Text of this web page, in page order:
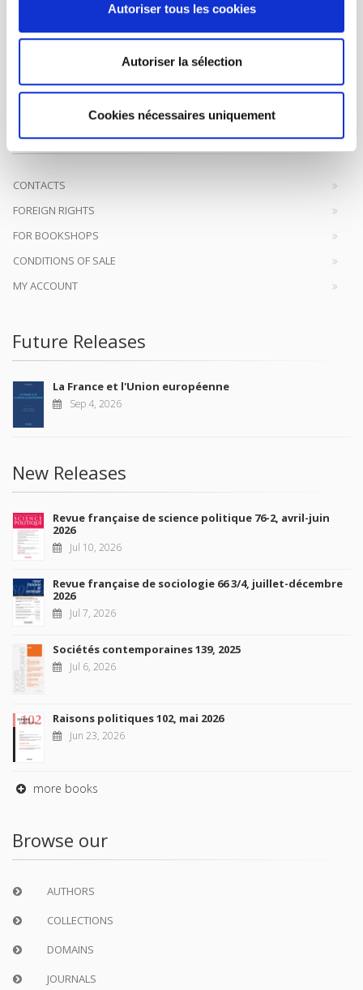
Autoriser tous les cookies
Autoriser la sélection
Cookies nécessaires uniquement
SCIENCES PO UNIVERSITY PRESS has a threefold role: to publish
original research, to edit reference works for student use, and to
CONTACTS
FOREIGN RIGHTS
FOR BOOKSHOPS
CONDITIONS OF SALE
MY ACCOUNT
Future Releases
La France et l'Union européenne
Sep 4, 2026
New Releases
Revue française de science politique 76-2, avril-juin
2026
Jul 10, 2026
Revue française de sociologie 66 3/4, juillet-décembre
2026
Jul 7, 2026
Sociétés contemporaines 139, 2025
Jul 6, 2026
Raisons politiques 102, mai 2026
Jun 23, 2026
more books
Browse our
AUTHORS
COLLECTIONS
DOMAINS
JOURNALS